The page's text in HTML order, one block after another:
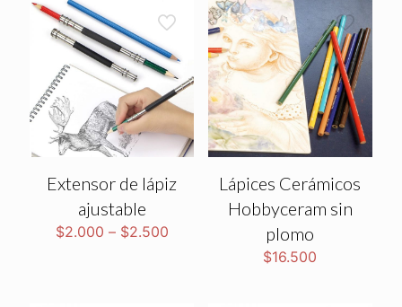
Extensor de lápiz
ajustable
$2.000 – $2.500
Lápices Cerámicos
Hobbyceram sin
plomo
$16.500